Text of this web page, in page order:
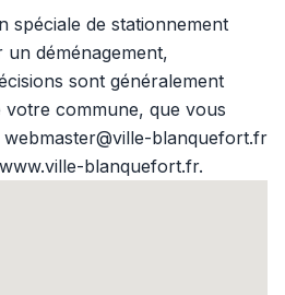
spéciale de stationnement
déménagement,
sont généralement
votre commune, que vous
blanquefort.fr
blanquefort.fr.